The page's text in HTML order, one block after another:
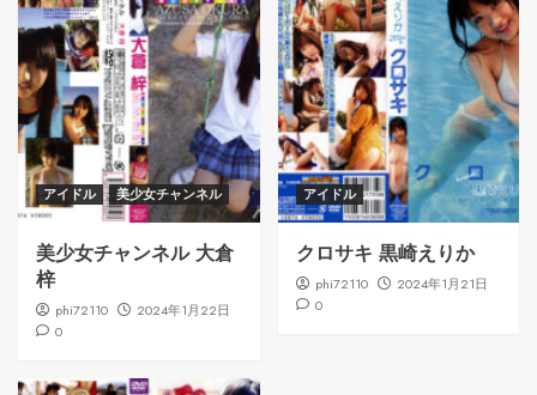
アイドル 美少女チャンネル
美少女チャンネル 大倉
梓
phi72110
2024年1月22日
0
アイドル
クロサキ 黒崎えりか
phi72110
2024年1月21日
0